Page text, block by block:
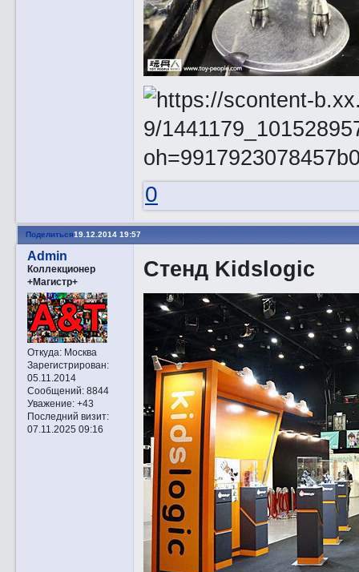
0
Поделиться19.12.2014 19:57
Admin
Коллекционер
+Магистр+
Откуда:Москва
Зарегистрирован:
05.11.2014
Сообщений:8844
Уважение: +43
Последний визит:
07.11.2025 09:16
Стенд Kidslogic